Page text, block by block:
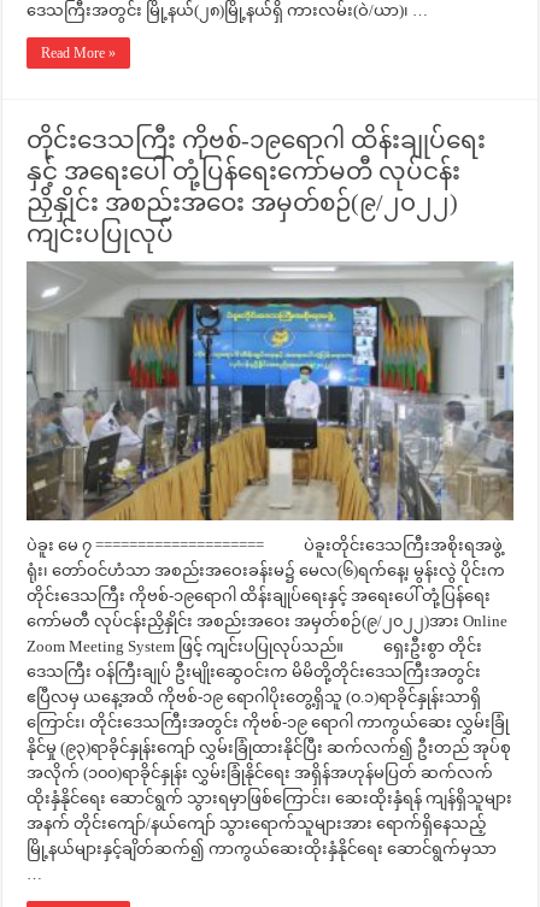
ဒေသကြီးအတွင်း မြို့နယ်(၂၈)မြို့နယ်ရှိ ကားလမ်း(ဝဲ/ယာ)၊ …
Read More »
တိုင်းဒေသကြီး ကိုဗစ်-၁၉ရောဂါ ထိန်းချုပ်ရေး
နှင့် အရေးပေါ် တုံ့ပြန်ရေးကော်မတီ လုပ်ငန်း
ညှိနှိုင်း အစည်းအဝေး အမှတ်စဉ်(၉/၂၀၂၂)
ကျင်းပပြုလုပ်
ပဲခူး မေ ၇ ==================== ပဲခူးတိုင်းဒေသကြီးအစိုးရအဖွဲ့
ရုံး၊ တော်ဝင်ဟံသာ အစည်းအဝေးခန်းမ၌ မေလ(၆)ရက်နေ့၊ မွန်းလွဲ ပိုင်းက
တိုင်းဒေသကြီး ကိုဗစ်-၁၉ရောဂါ ထိန်းချုပ်ရေးနှင့် အရေးပေါ် တုံ့ပြန်ရေး
ကော်မတီ လုပ်ငန်းညှိနှိုင်း အစည်းအဝေး အမှတ်စဉ်(၉/၂၀၂၂)အား Online
Zoom Meeting System ဖြင့် ကျင်းပပြုလုပ်သည်။ ရှေးဦးစွာ တိုင်း
ဒေသကြီး ဝန်ကြီးချုပ် ဦးမျိုးဆွေဝင်းက မိမိတို့တိုင်းဒေသကြီးအတွင်း
ဧပြီလမှ ယနေ့အထိ ကိုဗစ်-၁၉ ရောဂါပိုးတွေ့ရှိသူ (၀.၁)ရာခိုင်နှုန်းသာရှိ
ကြောင်း၊ တိုင်းဒေသကြီးအတွင်း ကိုဗစ်-၁၉ ရောဂါ ကာကွယ်ဆေး လွှမ်းခြုံ
နိုင်မှု (၉၃)ရာခိုင်နှုန်းကျော် လွှမ်းခြုံထားနိုင်ပြီး ဆက်လက်၍ ဦးတည် အုပ်စု
အလိုက် (၁၀၀)ရာခိုင်နှုန်း လွှမ်းခြုံနိုင်ရေး အရှိန်အဟုန်မပြတ် ဆက်လက်
ထိုးနှံနိုင်ရေး ဆောင်ရွက် သွားရမှာဖြစ်ကြောင်း၊ ဆေးထိုးနှံရန် ကျန်ရှိသူများ
အနက် တိုင်းကျော်/နယ်ကျော် သွားရောက်သူများအား ရောက်ရှိနေသည့်
မြို့နယ်များနှင့်ချိတ်ဆက်၍ ကာကွယ်ဆေးထိုးနှံနိုင်ရေး ဆောင်ရွက်မှသာ
…